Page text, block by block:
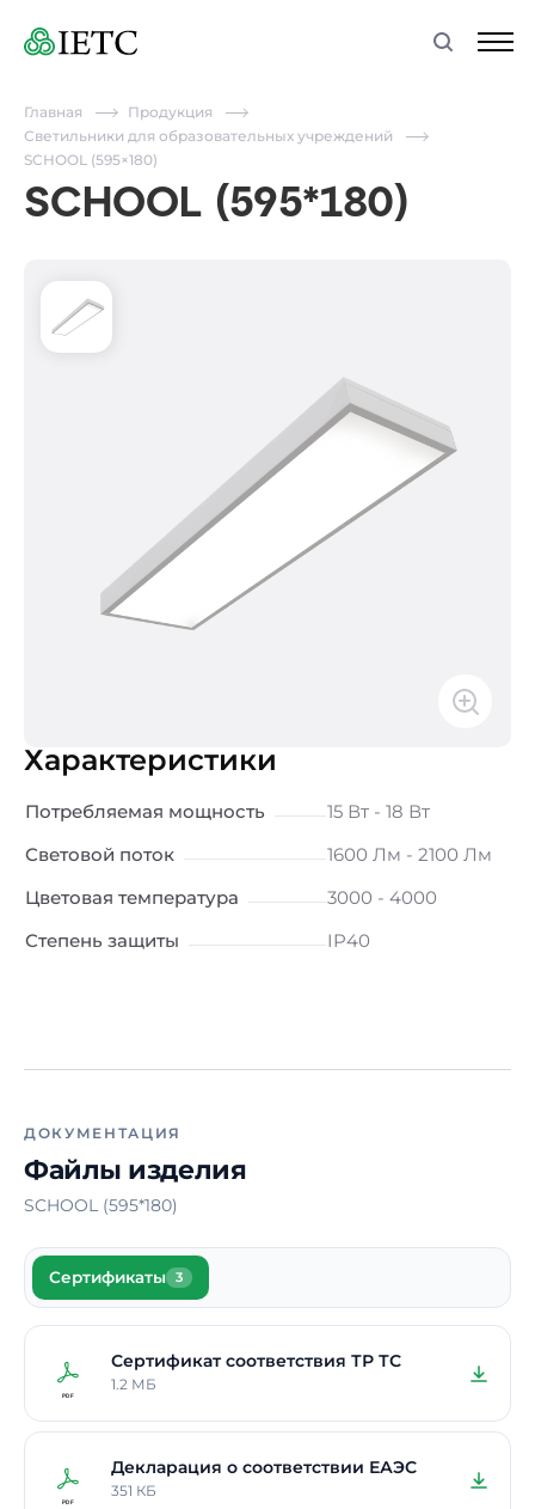
Главная
Продукция
Светильники для образовательных учреждений
SCHOOL (595×180)
SCHOOL (595*180)
Характеристики
Потребляемая мощность
15 Вт - 18 Вт
Световой поток
1600 Лм - 2100 Лм
Цветовая температура
3000 - 4000
Степень защиты
IP40
ДОКУМЕНТАЦИЯ
Файлы изделия
SCHOOL (595*180)
Сертификаты 3
Сертификат соответствия ТР ТС
1.2 МБ
Декларация о соответствии ЕАЭС
351 КБ